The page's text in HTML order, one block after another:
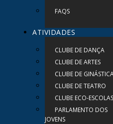
FAQS
ATIVIDADES
CLUBE DE DANÇA
CLUBE DE ARTES
CLUBE DE
CLUBE DE TEATRO
CLUBE ECO-ESCOLAS
PARLAMENTO DOS
JOVENS